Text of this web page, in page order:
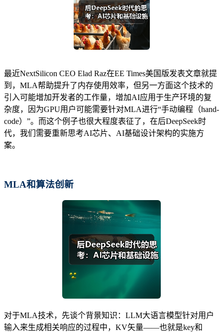
最近NextSilicon CEO Elad Raz在EE Times美国版发表文章就提
到，MLA帮助提升了内存使用效率，但另一方面这个技术的
引入可能增加开发者的工作量，增加AI应用于生产环境的复
杂度，因为GPU用户可能需要针对MLA进行“手动编程（hand-
code）”。而这个例子也很大程度表征了，在后DeepSeek时
代，我们需要重新思考AI芯片、AI基础设计架构的实施方
案。
MLA和算法创新
对于MLA技术，先谈个背景知识：LLM大语言模型针对用户
输入来生成相关响应的过程中，KV矢量——也就是key和